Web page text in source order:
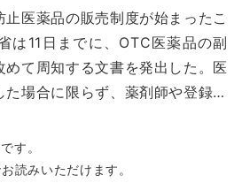
医薬品の販売制度が始まったこ
は11日までに、OTC医薬品の副
て周知する文書を発出した。医
た場合に限らず、薬剤師や登録…
す。
読みいただけます。